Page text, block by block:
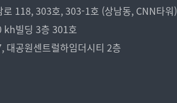
로 118, 303호, 303-1호 (상남동, CNN타워)
kh빌딩 3층 301호
대공원센트럴하임더시티 2층